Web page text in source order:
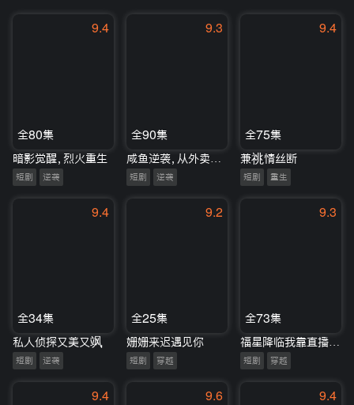
9.4
全80集
暗影觉醒，烈火重生
短剧 逆袭
9.3
全90集
短剧 逆袭
9.4
全75集
兼祧情丝断
短剧 重生
9.4
全34集
私人侦探又美又飒
短剧 逆袭
9.2
全25集
姗姗来迟遇见你
短剧 穿越
9.3
全73集
福星降临我靠直播算命攒功德
短剧 穿越
9.4 9.6 9.4